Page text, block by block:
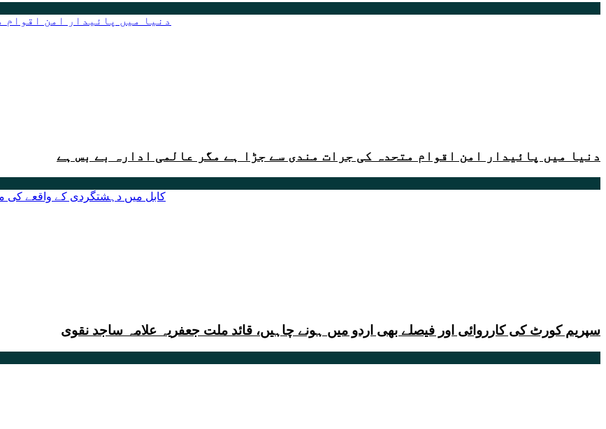
دنیا میں پائیدار امن اقوام متحدہ کی جرات مندی سے جڑا ہے مگر عالمی ادارہ بے بس ہے
سپریم کورٹ کی کارروائی اور فیصلے بھی اردو میں ہونے چاہیں، قائد ملت جعفریہ علامہ ساجد نقوی